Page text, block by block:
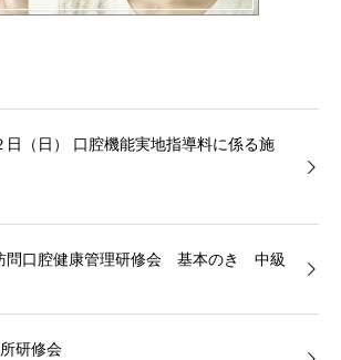
（日） 口腔機能実地指導料に係る施
問口腔健康管理研修会 基本のき 中級
研修会